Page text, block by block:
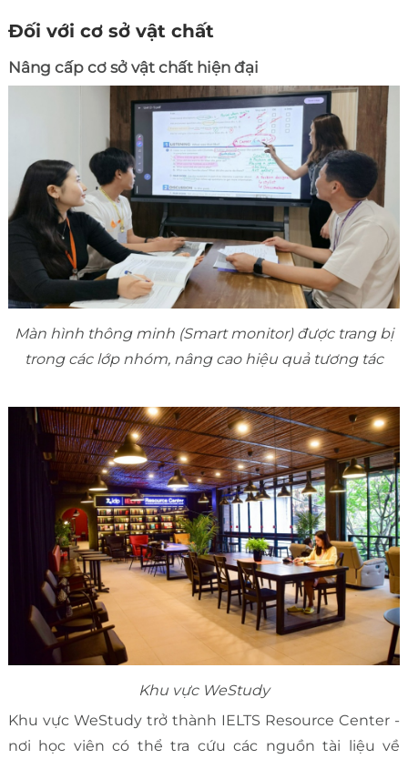
Đối với cơ sở vật chất
Nâng cấp cơ sở vật chất hiện đại
Màn hình thông minh (Smart monitor) được trang bị
trong các lớp nhóm, nâng cao hiệu quả tương tác
Khu vực WeStudy
Khu vực WeStudy trở thành IELTS Resource Center -
nơi học viên có thể tra cứu các nguồn tài liệu về